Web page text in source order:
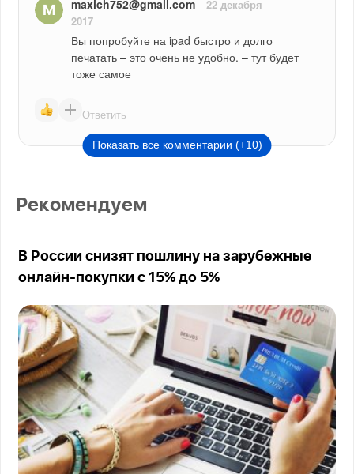
maxich752@gmail.com
22 декабря
2017
Вы попробуйте на ipad быстро и долго
печатать – это очень не удобно. – тут будет
тоже самое
Ответить
Показать все комментарии (+10)
Рекомендуем
В России снизят пошлину на зарубежные
онлайн-покупки с 15% до 5%